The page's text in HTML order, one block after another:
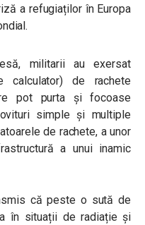
a refugiaților în Europa
militarii au exersat
calculator) de rachete
pot purta și focoase
simple și multiple
de rachete, a unor
a unui inamic
că peste o sută de
în situații de radiație și